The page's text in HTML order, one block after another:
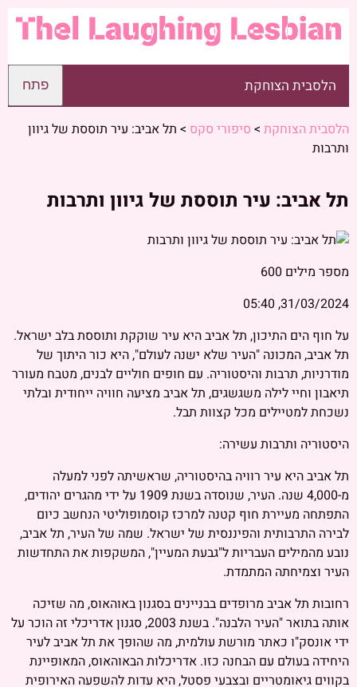
הלסבית הצוחקת פתח
הלסבית הצוחקת > סיפורי סקס > תל אביב: עיר תוססת של גיוון
ותרבות
תל אביב: עיר תוססת של גיוון ותרבות
מספר מילים 600
31/03/2024, 05:40
על חוף הים התיכון, תל אביב היא עיר שוקקת ותוססת בלב ישראל.
תל אביב, המכונה "העיר שלא ישנה לעולם", היא כור היתוך של
מודרניות, תרבות והיסטוריה. עם חופים חוליים לבנים, מטבח מעורר
תיאבון וחיי לילה משגשגים, תל אביב מציעה חוויה ייחודית ובלתי
נשכחת למטיילים מכל קצוות תבל.
היסטוריה ותרבות עשירה:
תל אביב היא עיר רוויה בהיסטוריה, שראשיתה לפני למעלה
מ-4,000 שנה. העיר, שנוסדה בשנת 1909 על ידי מהגרים יהודים,
התפתחה מעיירת חוף קטנה למרכז קוסמופוליטי הנחשב כיום
לבירה התרבותית והפיננסית של ישראל. שמה של העיר, תל אביב,
נובע מהמילים העבריות ל"גבעת המעיין", המשקפות את התחדשות
העיר וצמיחתה המתמדת.
רחובות תל אביב מרופדים בבניינים בסגנון באוהאוס, מה שזיכה
אותה בתואר "העיר הלבנה". בשנת 2003, סגנון אדריכלי זה הוכר על
ידי אונסק"ו כאתר מורשת עולמית, מה שהופך את תל אביב לעיר
היחידה בעולם עם הבחנה כזו. אדריכלות הבאוהאוס, המאופיינת
בקווים גיאומטריים ובצבעי פסטל, היא עדות להשפעה האירופית